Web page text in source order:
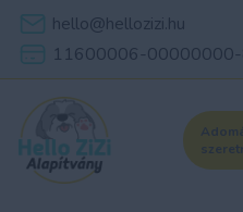
hello@hellozizi.hu
11600006-